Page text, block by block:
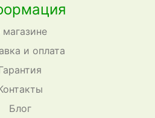
и оплата
Блог